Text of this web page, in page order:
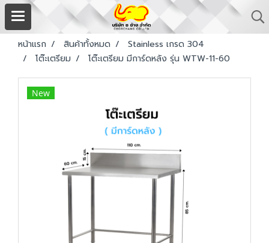
หน้าแรก สินค้าทั้งหมด
Stainless เกรด 304
โต๊ะเตรียม
โต๊ะเตรียม มีการ์ดหลัง รุ่น WTW-11-60
New